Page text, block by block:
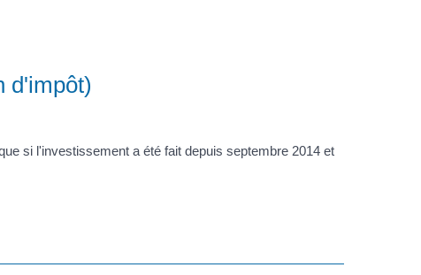
d'impôt)
si l'investissement a été fait depuis septembre 2014 et